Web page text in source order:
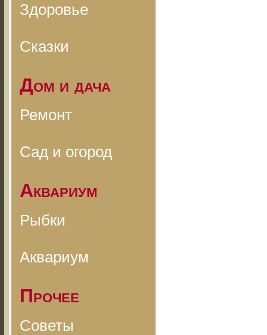
Здоровье
Сказки
Дом и дача
Ремонт
Сад и огород
Аквариум
Рыбки
Аквариум
Прочее
Советы